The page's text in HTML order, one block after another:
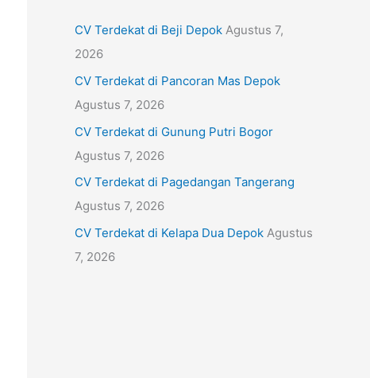
CV Terdekat di Beji Depok Agustus 7,
2026
CV Terdekat di Pancoran Mas Depok
Agustus 7, 2026
CV Terdekat di Gunung Putri Bogor
Agustus 7, 2026
CV Terdekat di Pagedangan Tangerang
Agustus 7, 2026
CV Terdekat di Kelapa Dua Depok Agustus
7, 2026